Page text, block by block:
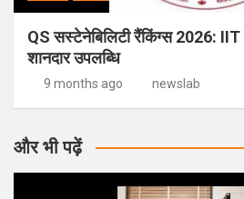
QS सस्टेनेबिलिटी रैंकिंग्स 2026:
शानदार उपलब्धि
9 months ago newslab
और भी पढ़ें